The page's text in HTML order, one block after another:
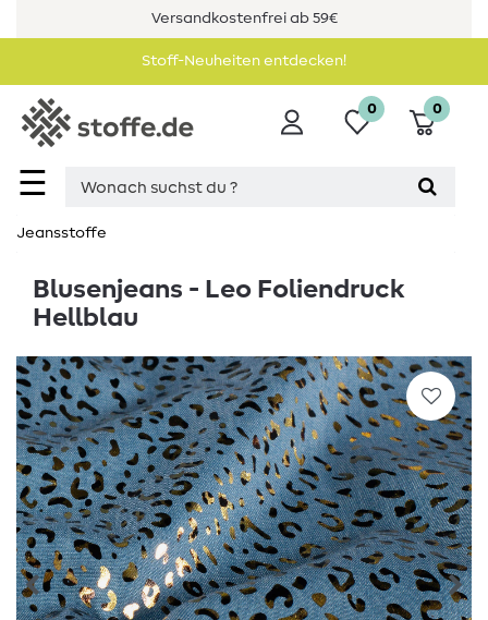
Versandkostenfrei ab 59€
Stoff-Neuheiten entdecken!
☰
0 0
Jeansstoffe
Blusenjeans - Leo Foliendruck
Hellblau